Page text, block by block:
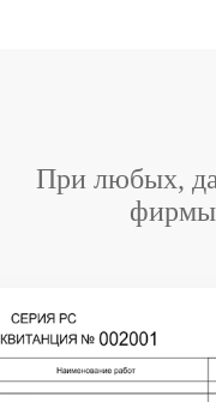
При любых,
фирмы